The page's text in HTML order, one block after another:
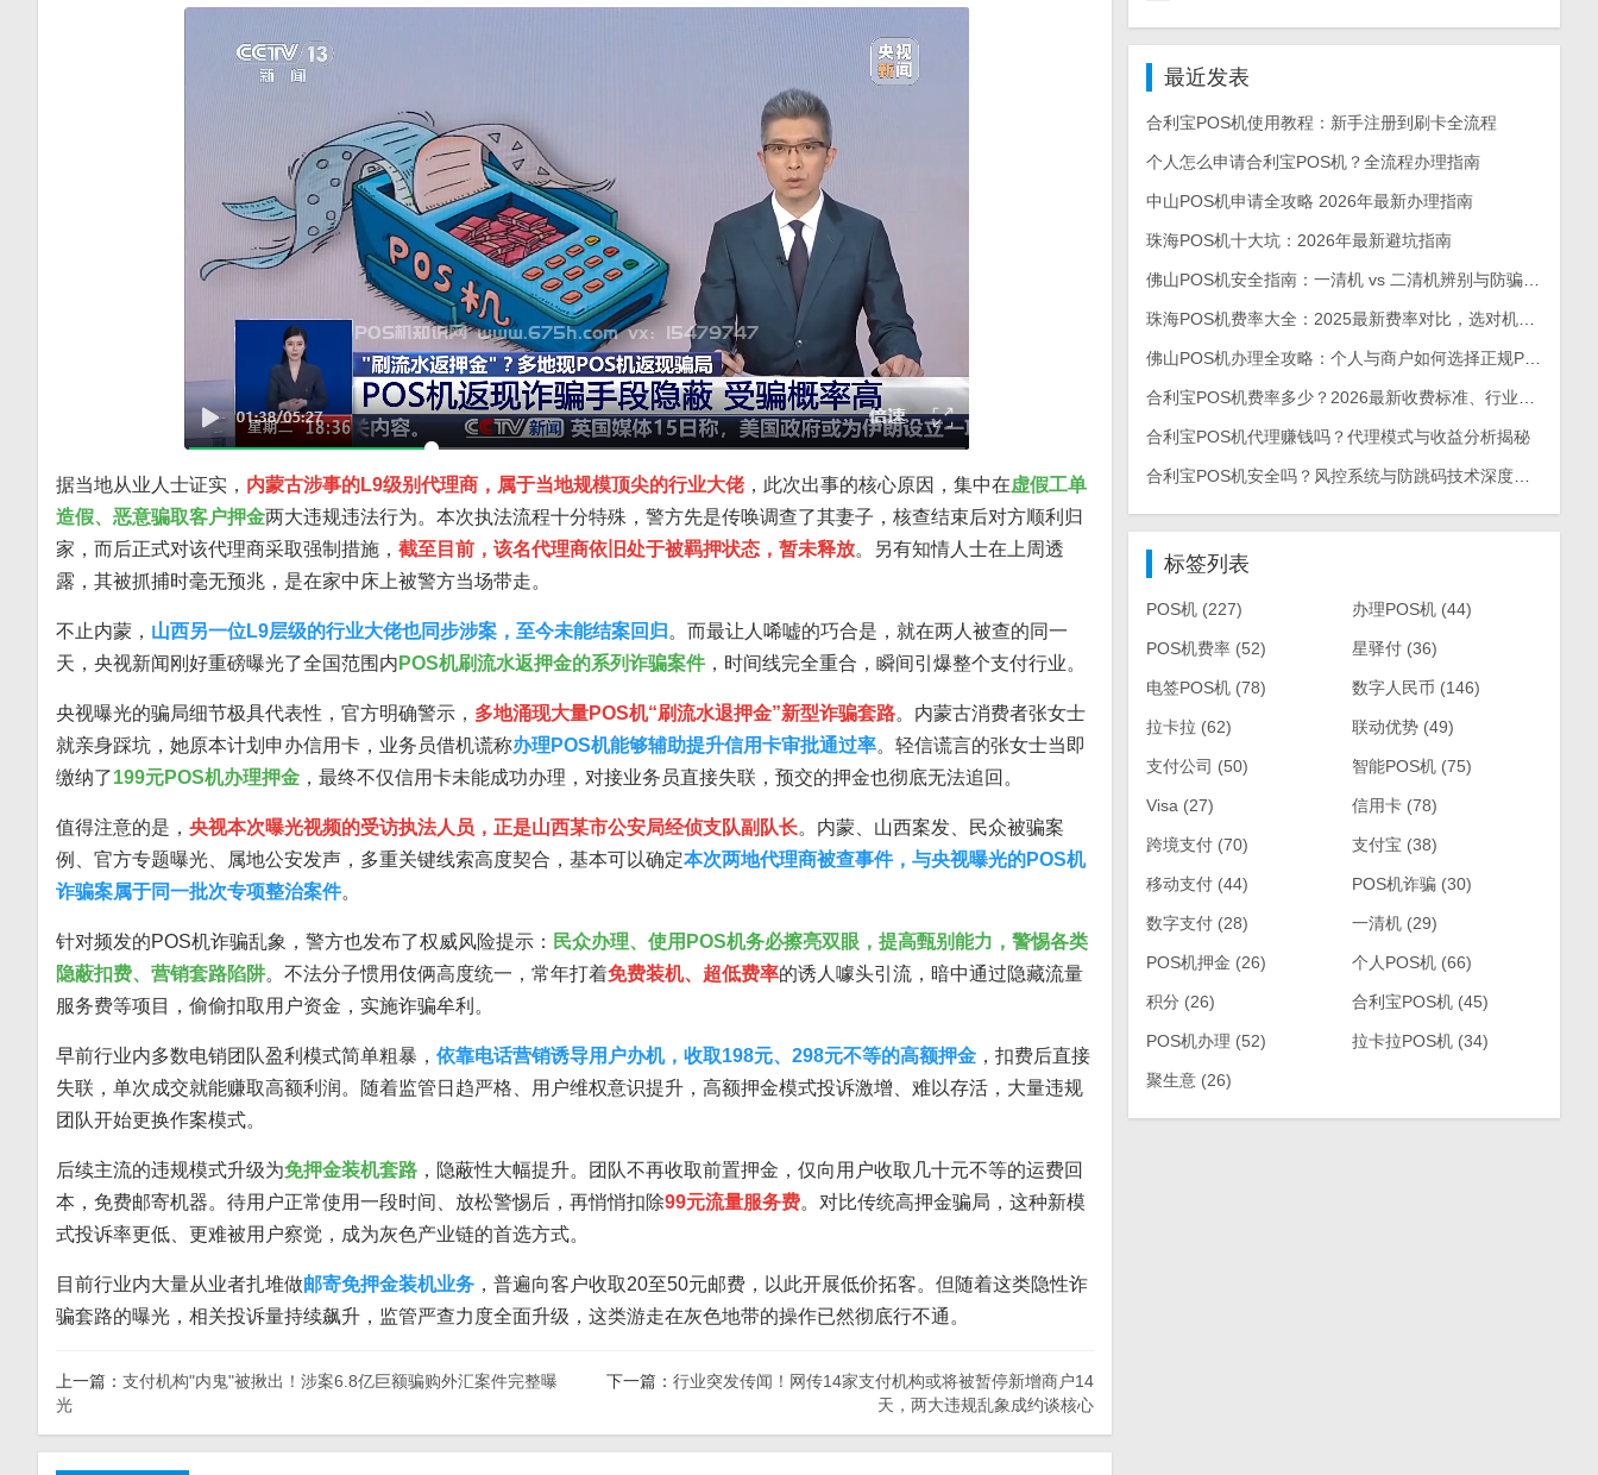
据当地从业人士证实， 内蒙古涉事的L9级别代理商，属于当地规模顶尖的行业大佬 ，此次出事的核心原因，集中在虚假工单
造假、恶意骗取客户押金两大违规违法行为。本次执法流程十分特殊，警方先是传唤调查了其妻子，核查结束后对方顺利归
家，而后正式对该代理商采取强制措施， 截至目前，该名代理商依旧处于被羁押状态，暂未释放。另有知情人士在上周透
露，其被抓捕时毫无预兆，是在家中床上被警方当场带走。
不止内蒙， 山西另一位L9层级的行业大佬也同步涉案，至今未能结案回归 。而最让人唏嘘的巧合是，就在两人被查的同一
天，央视新闻刚好重磅曝光了全国范围内 POS机刷流水返押金的系列诈骗案件 ，时间线完全重合，瞬间引爆整个支付行业。
央视曝光的骗局细节极具代表性，官方明确警示， 多地涌现大量POS机“刷流水退押金”新型诈骗套路。内蒙古消费者张女士
就亲身踩坑，她原本计划申办信用卡，业务员借机谎称办理POS机能够辅助提升信用卡审批通过率。轻信谎言的张女士当即
缴纳了199元POS机办理押金 ，最终不仅信用卡未能成功办理，对接业务员直接失联，预交的押金也彻底无法追回。
值得注意的是， 央视本次曝光视频的受访执法人员，正是山西某市公安局经侦支队副队长。内蒙、山西案发、民众被骗案
例、官方专题曝光、属地公安发声，多重关键线索高度契合，基本可以确定本次两地代理商被查事件，与央视曝光的POS机
诈骗案属于同一批次专项整治案件。
针对频发的POS机诈骗乱象，警方也发布了权威风险提示： 民众办理、使用POS机务必擦亮双眼，提高甄别能力，警惕各类
隐蔽扣费、营销套路陷阱。不法分子惯用伎俩高度统一，常年打着免费装机、超低费率的诱人噱头引流，暗中通过隐藏流量
服务费等项目，偷偷扣取用户资金，实施诈骗牟利。
早前行业内多数电销团队盈利模式简单粗暴， 依靠电话营销诱导用户办机，收取198元、298元不等的高额押金 ，扣费后直接
失联，单次成交就能赚取高额利润。随着监管日趋严格、用户维权意识提升，高额押金模式投诉激增、难以存活，大量违规
团队开始更换作案模式。
后续主流的违规模式升级为免押金装机套路 ，隐蔽性大幅提升。团队不再收取前置押金，仅向用户收取几十元不等的运费回
本，免费邮寄机器。待用户正常使用一段时间、放松警惕后，再悄悄扣除99元流量服务费。对比传统高押金骗局，这种新模
式投诉率更低、更难被用户察觉，成为灰色产业链的首选方式。
目前行业内大量从业者扎堆做邮寄免押金装机业务 ，普遍向客户收取20至50元邮费，以此开展低价拓客。但随着这类隐性诈
骗套路的曝光，相关投诉量持续飙升，监管严查力度全面升级，这类游走在灰色地带的操作已然彻底行不通。
上一篇： 支付机构"内鬼"被揪出！涉案6.8亿巨额骗购外汇案件完整曝
光
下一篇： 行业突发传闻！网传14家支付机构或将被暂停新增商户14
天，两大违规乱象成约谈核心
最近发表
合利宝POS机使用教程：新手注册到刷卡全流程
个人怎么申请合利宝POS机？全流程办理指南
中山POS机申请全攻略 2026年最新办理指南
珠海POS机十大坑：2026年最新避坑指南
佛山POS机安全指南：一清机 vs 二清机辨别与防骗手册
珠海POS机费率大全：2025最新费率对比，选对机型每月省上千
佛山POS机办理全攻略：个人与商户如何选择正规POS机
合利宝POS机代理赚钱吗？代理模式与收益分析揭秘
合利宝POS机安全吗？风控系统与防跳码技术深度解析
标签列表
POS机(227) 办理POS机(44)
POS机费率(52) 星驿付(36)
电签POS机(78) 数字人民币 (146)
拉卡拉 (62) 联动优势(49)
支付公司 (50) 智能POS机(75)
Visa (27) 信用卡(78)
跨境支付(70) 支付宝 (38)
移动支付(44) POS机诈骗(30)
数字支付(28) 一清机(29)
POS机押金 (26) 个人POS机(66)
积分 (26) 合利宝POS机(45)
POS机办理 (52) 拉卡拉POS机(34)
聚生意(26)